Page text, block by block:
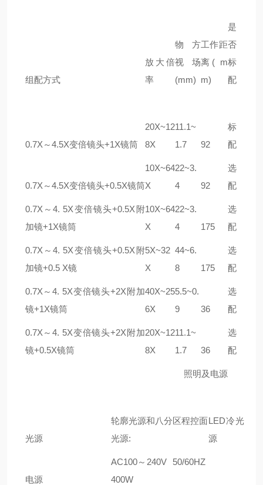
组配方式
放大倍
率
物方
视场
(mm)
工作距
离( m
m)
是
否
标
配
0.7X ～4.5X变倍镜头+1X镜筒
20X~12
8X
11.1~
1.7
92
标
配
0.7X ～4.5X变倍镜头+0.5X镜筒
10X~64
X
22~3.
4
92
选
配
0.7X ～4. 5X变倍镜头+0.5X 附
加镜+1X镜筒
10X~64
X
22~3.
4
175
选
配
0.7X ～4. 5X变倍镜头+0.5X 附
加镜+0.5 X镜
5X~32
X
44~6.
8
175
选
配
0.7X ～4. 5X变倍镜头+2X附加
镜+1X镜筒
40X~25
6X
5.5~0.
9
36
选
配
0.7X ～4. 5X变倍镜头+2X附加
镜+0.5X镜筒
20X~12
8X
11.1~
1.7
36
选
配
照明及电源
光源
轮廓光源和八分区程控面
光源:
LED冷光
源
电源
AC100～ 240V 50/60HZ
400W